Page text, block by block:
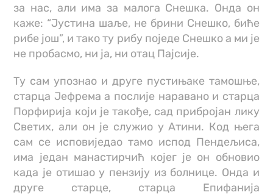
за нас, али има за малога Снешка. Онда он
каже: “Јустина шаље, не брини Снешко, биће
рибе још”, и тако ту рибу поједе Снешко а ми је
не пробасмо, ни ја, ни отац Пајсије.
Ту сам упознао и друге пустињаке тамошње,
старца Јефрема а послије наравано и старца
Порфирија који је такође, сад прибројан лику
Светих, али он је служио у Атини. Код њега
сам се исповиједао тамо испод Пендељиса,
има један манастирчић којег је он обновио
када је отишао у пензију из болнице. Онда и
друге старце, старца Епифанија